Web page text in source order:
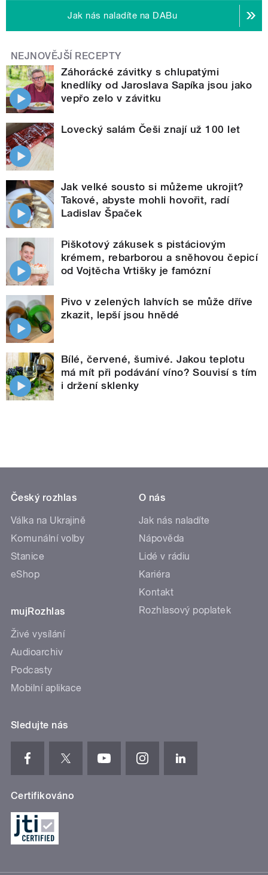
Jak nás naladíte na DABu
NEJNOVĚJŠÍ RECEPTY
Záhorácké závitky s chlupatými
knedlíky od Jaroslava Sapíka jsou jako
vepřo zelo v závitku
Lovecký salám Češi znají už 100 let
Jak velké sousto si můžeme ukrojit?
Takové, abyste mohli hovořit, radí
Ladislav Špaček
Piškotový zákusek s pistáciovým
krémem, rebarborou a sněhovou čepicí
od Vojtěcha Vrtišky je famózní
Pivo v zelených lahvích se může dříve
zkazit, lepší jsou hnědé
Bílé, červené, šumivé. Jakou teplotu
má mít při podávání víno? Souvisí s tím
i držení sklenky
Český rozhlas
Válka na Ukrajině
Komunální volby
Stanice
eShop
mujRozhlas
Živé vysílání
Audioarchiv
Podcasty
Mobilní aplikace
O nás
Jak nás naladíte
Nápověda
Lidé v rádiu
Kariéra
Kontakt
Rozhlasový poplatek
Sledujte nás
Certifikováno